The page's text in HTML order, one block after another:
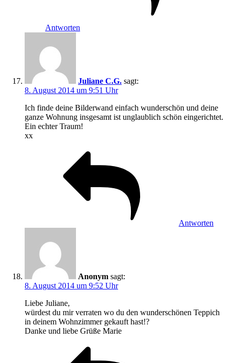
Antworten
Juliane C.G. sagt:
8. August 2014 um 9:51 Uhr
Ich finde deine Bilderwand einfach wunderschön und deine
ganze Wohnung insgesamt ist unglaublich schön eingerichtet.
Ein echter Traum!
xx
Antworten
Anonym sagt:
8. August 2014 um 9:52 Uhr
Liebe Juliane,
würdest du mir verraten wo du den wunderschönen Teppich
in deinem Wohnzimmer gekauft hast!?
Danke und liebe Grüße Marie